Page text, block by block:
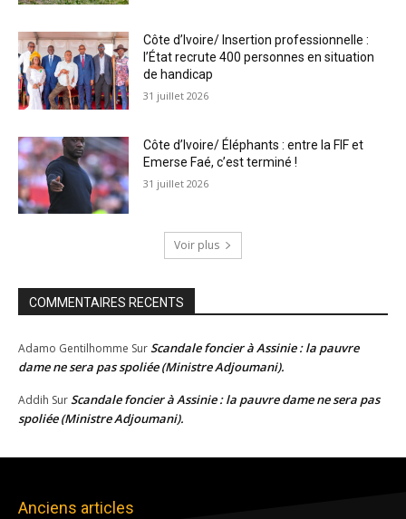
Côte d’Ivoire/ Insertion professionnelle :
l’État recrute 400 personnes en situation
de handicap
31 juillet 2026
Côte d’Ivoire/ Éléphants : entre la FIF et
Emerse Faé, c’est terminé !
31 juillet 2026
Voir plus
COMMENTAIRES RECENTS
Adamo Gentilhomme SurScandale foncier à Assinie : la pauvre
dame ne sera pas spoliée (Ministre Adjoumani).
Addih SurScandale foncier à Assinie : la pauvre dame ne sera pas
spoliée (Ministre Adjoumani).
Anciens articles